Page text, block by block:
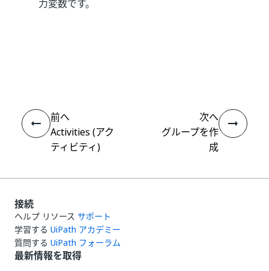
力変数です。
前へ
Activities (アク
ティビティ)
次へ
グループを作
成
接続
ヘルプ リソース サポート
学習する UiPath アカデミー
質問する UiPath フォーラム
最新情報を取得